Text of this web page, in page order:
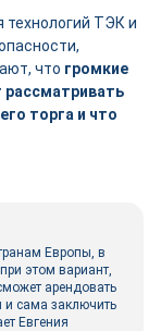
технологий ТЭК и
что громкие
рассматривать
торга и что
Европы, в
этом вариант,
арендовать
и сама заключить
Евгения